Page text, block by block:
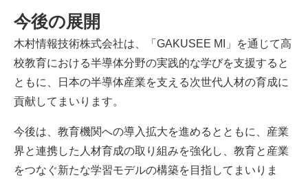
今後の展開
木村情報技術株式会社は、「GAKUSEE MI」を通じて高
校教育における半導体分野の実践的な学びを支援すると
ともに、日本の半導体産業を支える次世代人材の育成に
貢献してまいります。
今後は、教育機関への導入拡大を進めるとともに、産業
界と連携した人材育成の取り組みを強化し、教育と産業
をつなぐ新たな学習モデルの構築を目指してまいりま